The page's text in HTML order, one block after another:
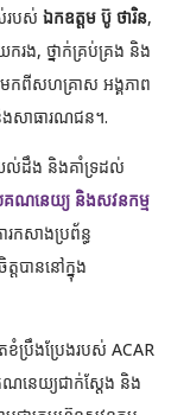
ស់របស់ឯកឧត្តម ប៊ូ ថារិន,
ករង, ថ្នាក់គ្រប់គ្រង និង
កពីសហគ្រាស អង្គភាព
ងសាធារណជន។.
ល់ដឹង និងគាំទ្រដល់
គណនេយ្យ និងសវនកម្ម
រកសាងប្រព័ន្ធ
តបាននៅក្នុង
ខំប្រឹងប្រែងរបស់ ACAR
គណនេយ្យជាក់ស្តែង និង